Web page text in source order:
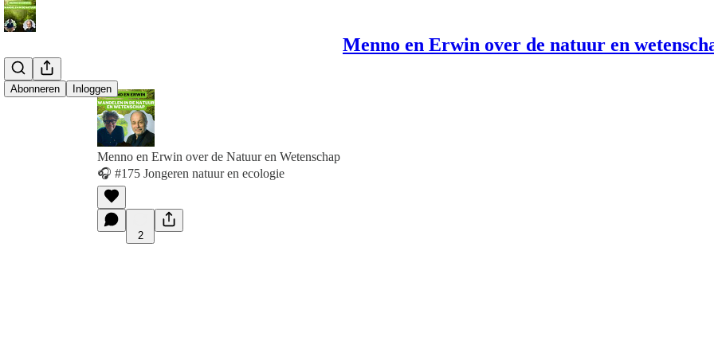
Menno en Erwin over de natuur en
Abonneren Inloggen
Menno en Erwin over de Natuur en Wetenschap
🎧 #175 Jongeren natuur en ecologie
2